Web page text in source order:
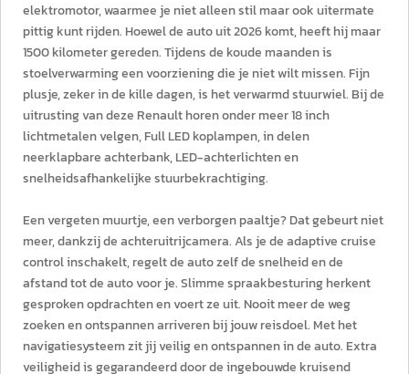
elektromotor, waarmee je niet alleen stil maar ook uitermate
pittig kunt rijden. Hoewel de auto uit 2026 komt, heeft hij maar
1500 kilometer gereden. Tijdens de koude maanden is
stoelverwarming een voorziening die je niet wilt missen. Fijn
plusje, zeker in de kille dagen, is het verwarmd stuurwiel. Bij de
uitrusting van deze Renault horen onder meer 18 inch
lichtmetalen velgen, Full LED koplampen, in delen
neerklapbare achterbank, LED-achterlichten en
snelheidsafhankelijke stuurbekrachtiging.
Een vergeten muurtje, een verborgen paaltje? Dat gebeurt niet
meer, dankzij de achteruitrijcamera. Als je de adaptive cruise
control inschakelt, regelt de auto zelf de snelheid en de
afstand tot de auto voor je. Slimme spraakbesturing herkent
gesproken opdrachten en voert ze uit. Nooit meer de weg
zoeken en ontspannen arriveren bij jouw reisdoel. Met het
navigatiesysteem zit jij veilig en ontspannen in de auto. Extra
veiligheid is gegarandeerd door de ingebouwde kruisend